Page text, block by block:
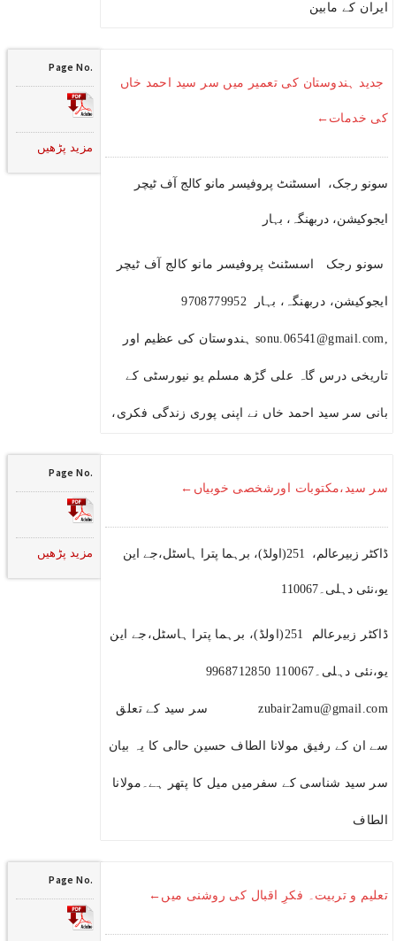
ایران کے مابین
جدید ہندوستان کی تعمیر میں سر سید احمد خاں
کی خدمات←
ایجوکیشن، دربھنگہ، بہار
سونو رجک اسسٹنٹ پروفیسر مانو کالج آف ٹیچر
ایجوکیشن، دربھنگہ، بہار 9708779952
,sonu.06541@gmail.com ہندوستان کی عظیم اور
تاریخی درس گاہ علی گڑھ مسلم یو نیورسٹی کے
بانی سر سید احمد خاں نے اپنی پوری زندگی فکری،
Page No.
مزید پڑھیں
سر سید،مکتوبات اورشخصی خوبیاں←
ڈاکٹر زبیرعالم، 251(اولڈ)، برہما پترا ہاسٹل،جے این
یو،نئی دہلی۔110067
ڈاکٹر زبیرعالم 251(اولڈ)، برہما پترا ہاسٹل،جے این
یو،نئی دہلی۔110067 9968712850
zubair2amu@gmail.com سر سید کے تعلق
سے ان کے رفیق مولانا الطاف حسین حالی کا یہ بیان
سر سید شناسی کے سفرمیں میل کا پتھر ہے۔مولانا
الطاف
Page No.
مزید پڑھیں
تعلیم و تربیت۔ فکرِ اقبال کی روشنی میں←
Page No.